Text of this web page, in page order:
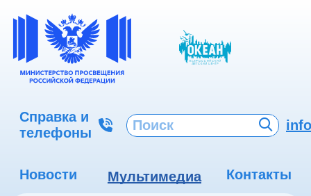
Справка и
телефоны
Новости Мультимедиа
Контакты